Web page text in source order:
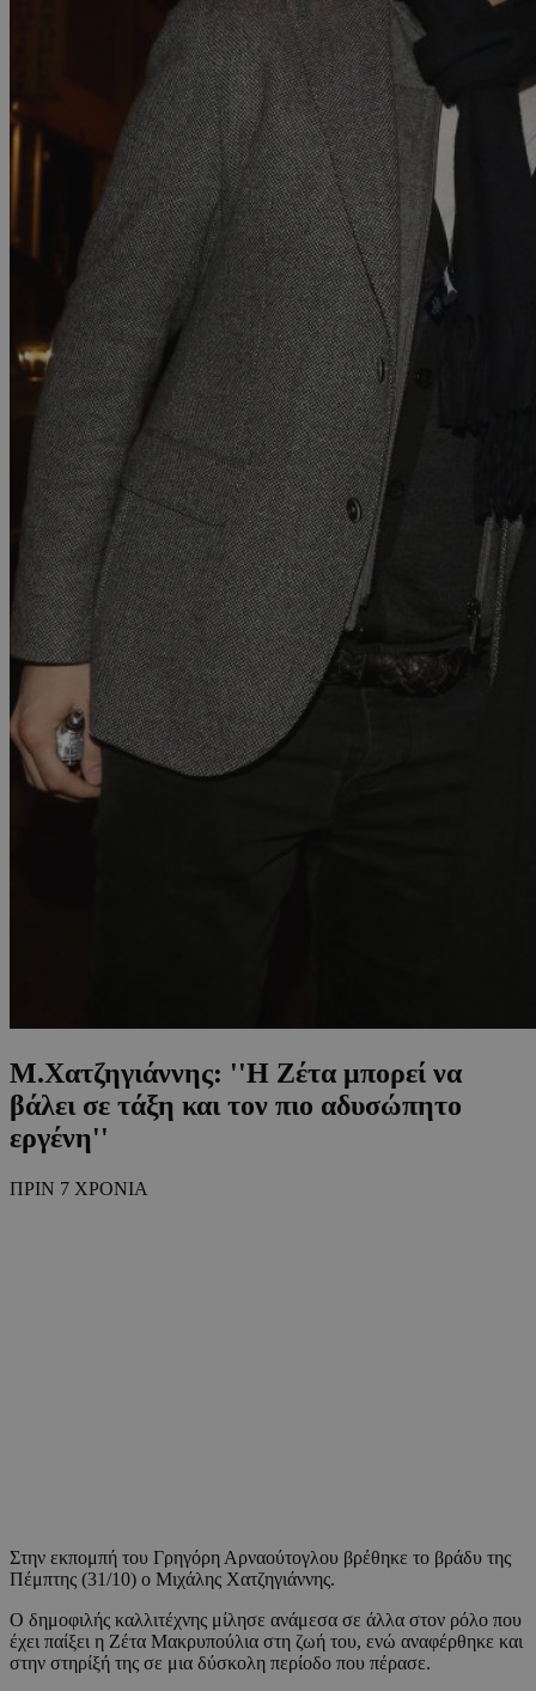
Μ.Χατζηγιάννης: ''Η Ζέτα μπορεί να
βάλει σε τάξη και τον πιο αδυσώπητο
εργένη''
ΠΡΙΝ 7 ΧΡΟΝΙΑ
Στην εκπομπή του Γρηγόρη Αρναούτογλου βρέθηκε το βράδυ της
Πέμπτης (31/10) ο Μιχάλης Χατζηγιάννης.
Ο δημοφιλής καλλιτέχνης μίλησε ανάμεσα σε άλλα στον ρόλο που
έχει παίξει η Ζέτα Μακρυπούλια στη ζωή του, ενώ αναφέρθηκε και
στην στηρίξή της σε μια δύσκολη περίοδο που πέρασε.